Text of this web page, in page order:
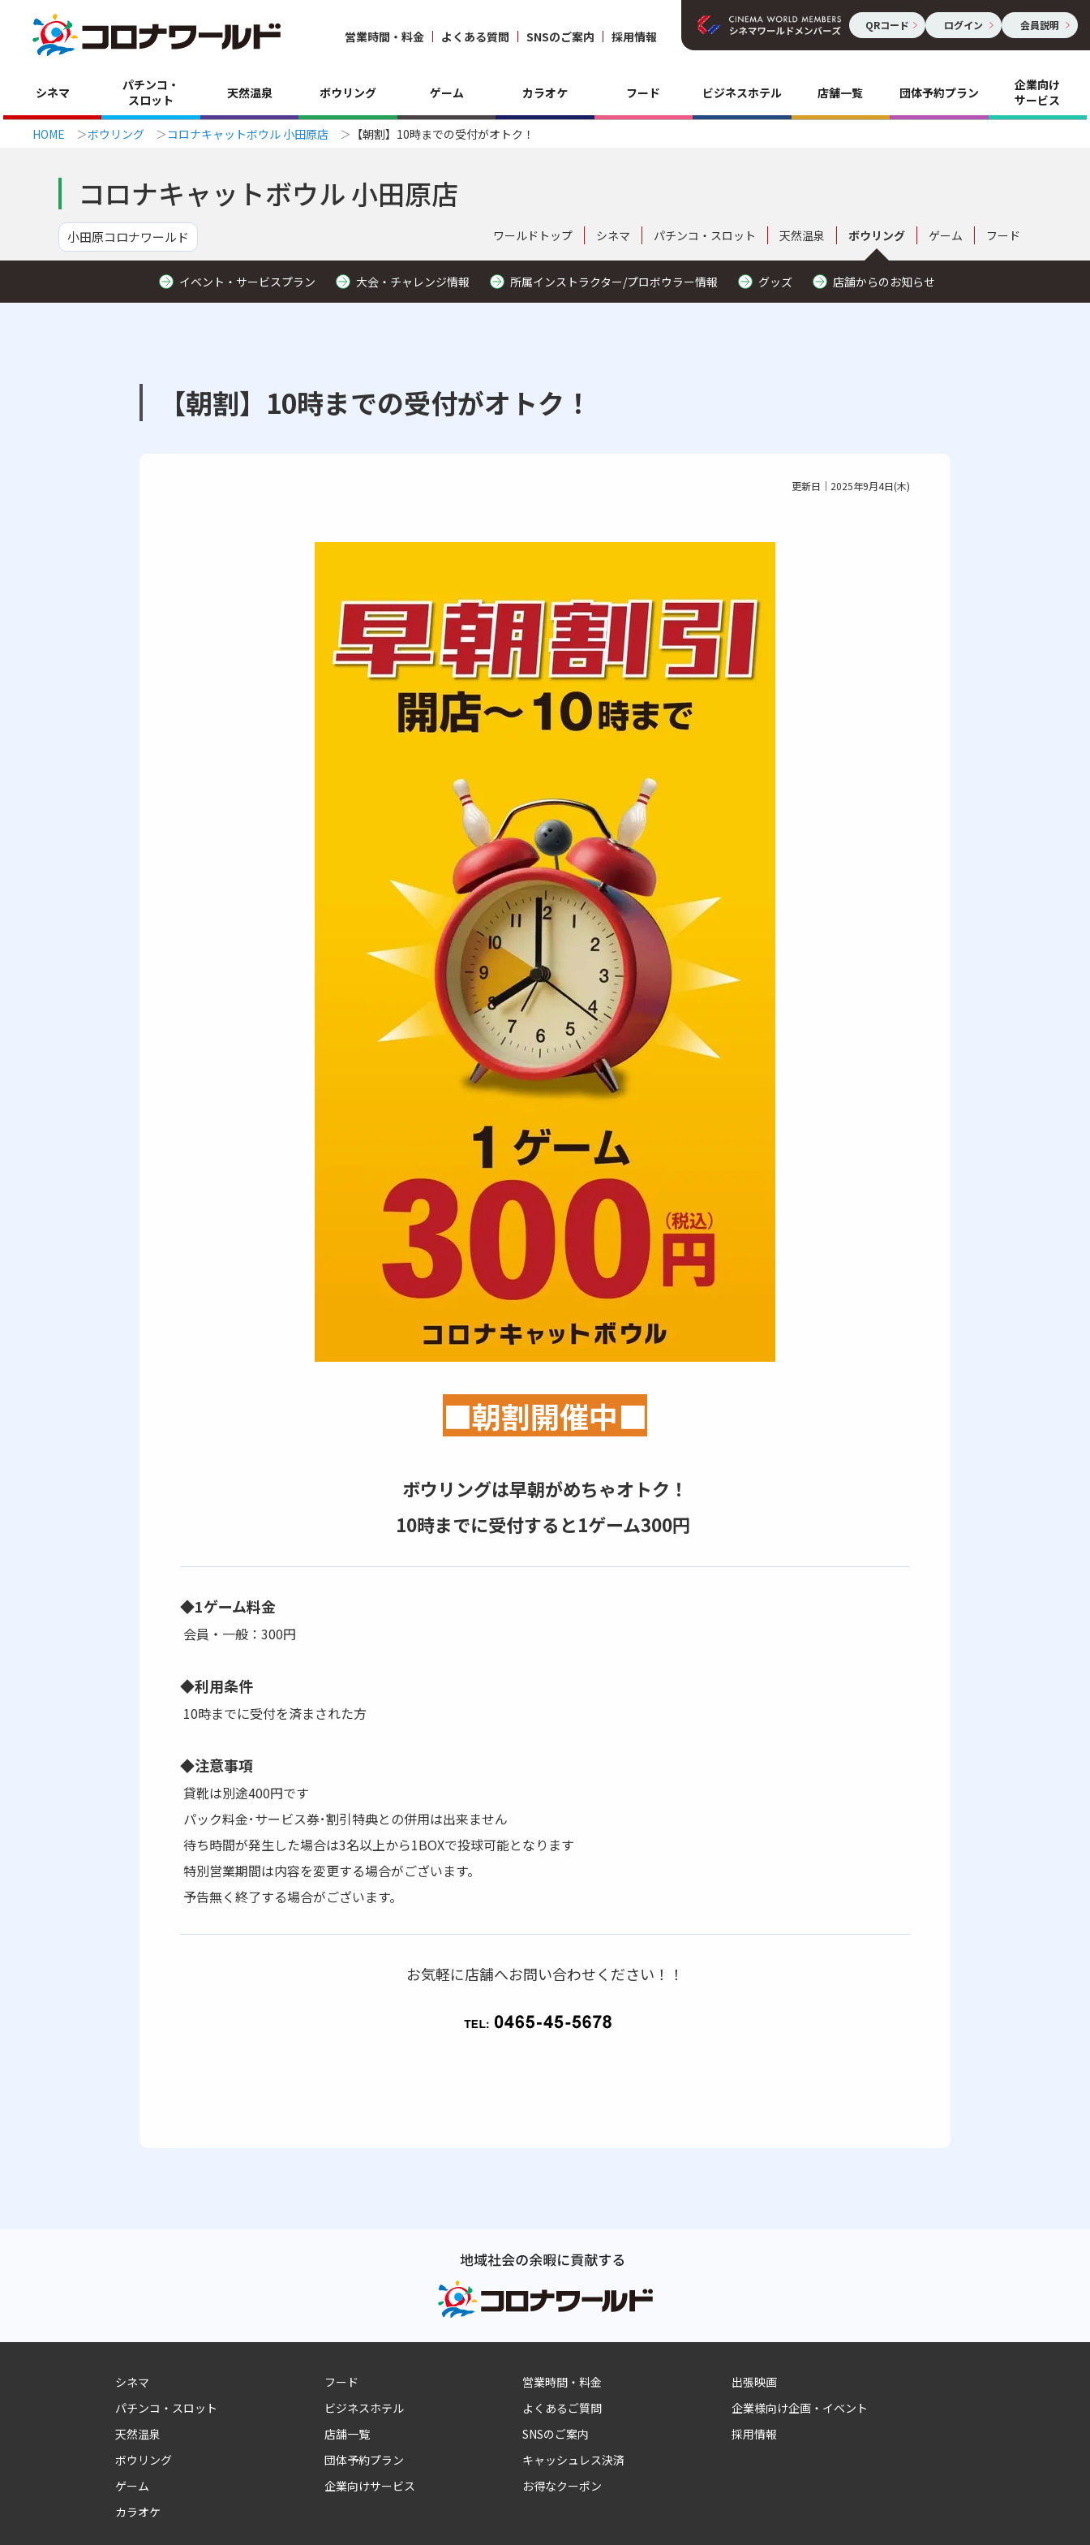
営業時間・料金 よくある質問 SNSのご案内 採用情報
QRコード ログイン 会員説明
シネマ
パチンコ・
スロット
天然温泉 ボウリング ゲーム カラオケ フード ビジネスホテル 店舗一覧 団体予約プラン
企業向け
サービス
HOME ボウリング コロナキャットボウル 小田原店 【朝割】10時までの受付がオトク！
コロナキャットボウル 小田原店
小田原コロナワールド ワールドトップ シネマ パチンコ・スロット 天然温泉 ボウリング ゲーム フード
イベント・サービスプラン 大会・チャレンジ情報 所属インストラクター/プロボウラー情報 グッズ 店舗からのお知らせ
【朝割】10時までの受付がオトク！
更新日｜2025年9月4日(木)
■朝割開催中■
ボウリングは早朝がめちゃオトク！
10時までに受付すると1ゲーム300円
◆1ゲーム料金
会員・一般：300円
◆利用条件
10時までに受付を済まされた方
◆注意事項
貸靴は別途400円です
パック料金･サービス券･割引特典との併用は出来ません
待ち時間が発生した場合は3名以上から1BOXで投球可能となります
特別営業期間は内容を変更する場合がございます。
予告無く終了する場合がございます。
お気軽に店舗へお問い合わせください！！
シネマ
パチンコ・スロット
天然温泉
ボウリング
ゲーム
カラオケ
フード
ビジネスホテル
店舗一覧
団体予約プラン
企業向けサービス
営業時間・料金
よくあるご質問
SNSのご案内
キャッシュレス決済
お得なクーポン
出張映画
企業様向け企画・イベント
採用情報